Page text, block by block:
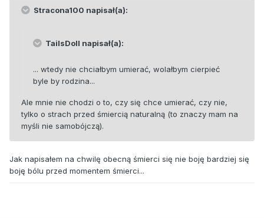
Stracona100 napisał(a):
TailsDoll napisał(a):
... wtedy nie chciałbym umierać, wolałbym cierpieć
byle by rodzina...
Ale mnie nie chodzi o to, czy się chce umierać, czy nie,
tylko o strach przed śmiercią naturalną (to znaczy mam na
myśli nie samobójczą).
Jak napisałem na chwilę obecną śmierci się nie boję bardziej się
boję bólu przed momentem śmierci...